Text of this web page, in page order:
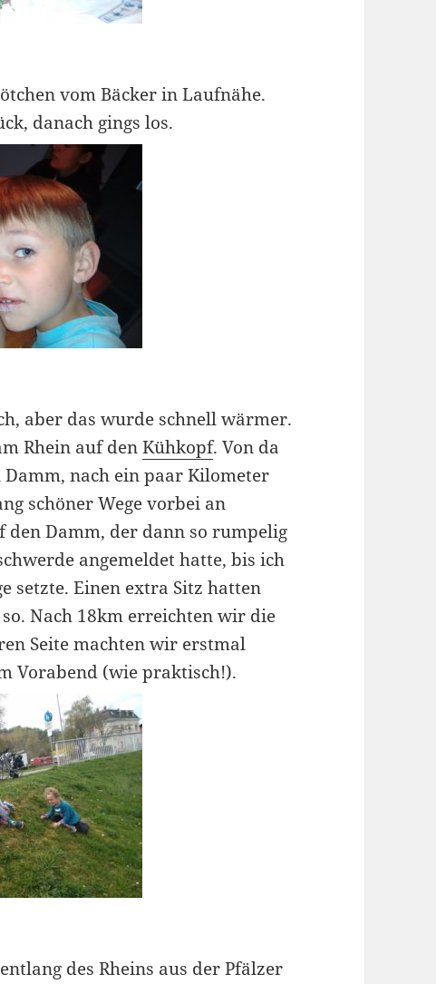
vom Bäcker in Laufnähe.
danach gings los.
aber das wurde schnell wärmer.
Rhein auf denKühkopf. Von da
nach ein paar Kilometer
schöner Wege vorbei an
den Damm, der dann so rumpelig
angemeldet hatte, bis ich
setzte. Einen extra Sitz hatten
Nach 18km erreichten wir die
Seite machten wir erstmal
Vorabend (wie praktisch!).
des Rheins aus der Pfälzer